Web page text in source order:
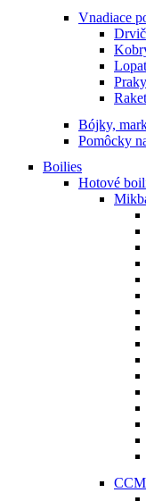
Vnadiace
Praky
Bójky,
Pomôcky
Boilies
Hotové